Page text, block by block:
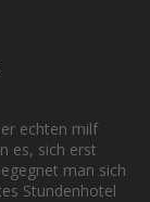
echten milf
es, sich erst
man sich
Stundenhotel